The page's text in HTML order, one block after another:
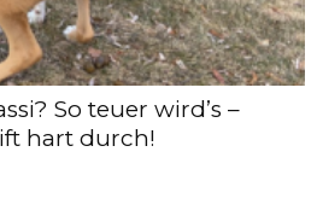
So teuer wird’s –
hart durch!